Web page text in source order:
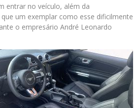
entrar no veículo, além da
um exemplar como esse dificilmente
o empresário André Leonardo